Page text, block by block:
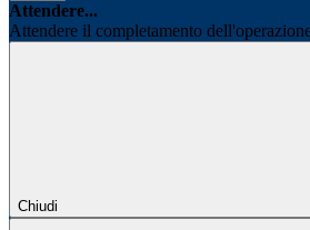
Attendere...
Attendere il completamento
Chiudi